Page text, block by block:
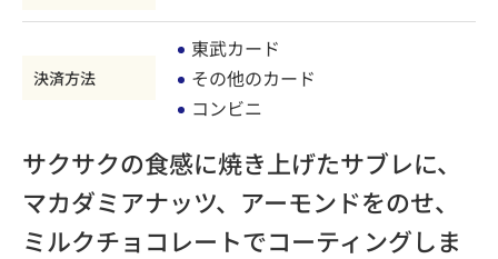
決済方法
東武カード
その他のカード
コンビニ
サクサクの食感に焼き上げたサブレに、
マカダミアナッツ、アーモンドをのせ、
ミルクチョコレートでコーティングしま